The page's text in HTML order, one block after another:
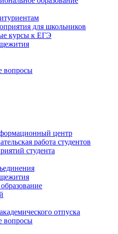
для школьников
курсы к ЕГЭ
вопросы
центр
работа студентов
студента
отпуска
вопросы